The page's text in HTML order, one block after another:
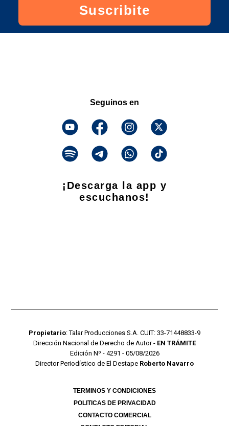
Suscribite
Seguinos en
¡Descarga la app y
escuchanos!
Propietario: Talar Producciones S.A. CUIT: 33-71448833-9
Dirección Nacional de Derecho de Autor - EN TRÁMITE
Edición Nº - 4291 - 05/08/2026
Director Periodístico de El Destape Roberto Navarro
TERMINOS Y CONDICIONES
POLITICAS DE PRIVACIDAD
CONTACTO COMERCIAL